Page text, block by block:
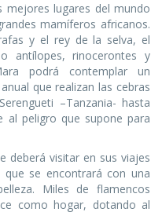
mejores lugares del mundo
mamíferos africanos.
y el rey de la selva, el
antílopes, rinocerontes y
podrá contemplar un
que realizan las cebras
–Tanzania- hasta
al peligro que supone para
deberá visitar en sus viajes
se encontrará con una
Miles de flamencos
como hogar, dotando al